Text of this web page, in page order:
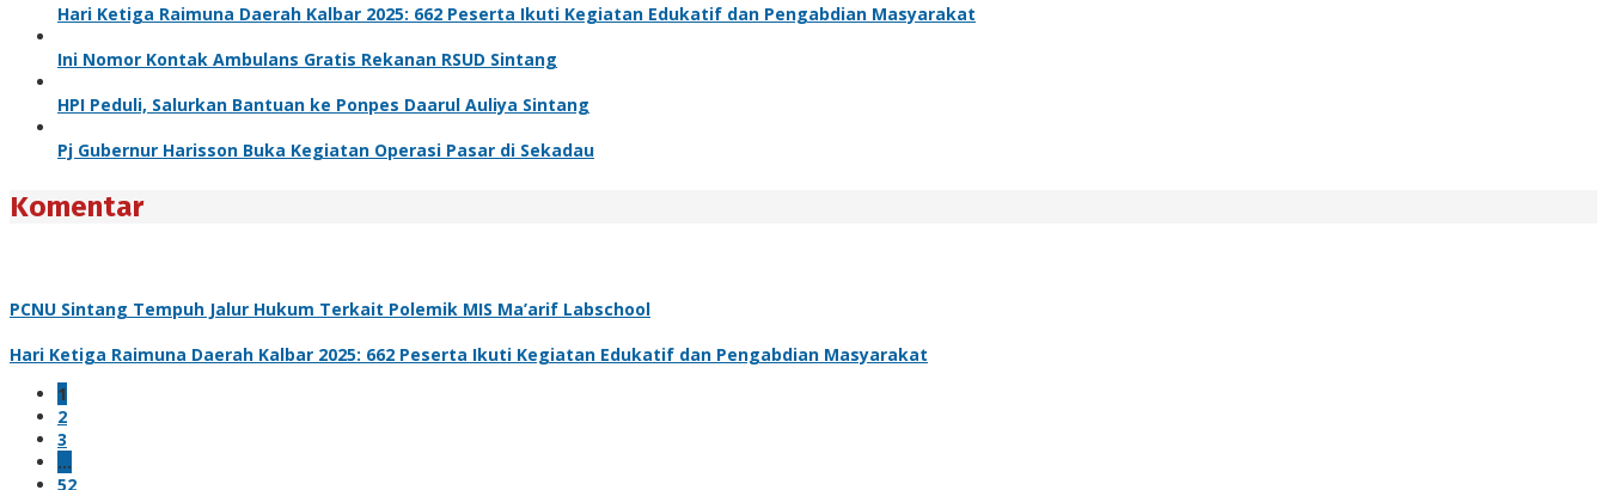
Hari Ketiga Raimuna Daerah Kalbar 2025: 662 Peserta Ikuti Kegiatan Edukatif dan Pengabdian Masyarakat
Ini Nomor Kontak Ambulans Gratis Rekanan RSUD Sintang
HPI Peduli, Salurkan Bantuan ke Ponpes Daarul Auliya Sintang
Pj Gubernur Harisson Buka Kegiatan Operasi Pasar di Sekadau
Komentar
PCNU Sintang Tempuh Jalur Hukum Terkait Polemik MIS Ma’arif Labschool
Hari Ketiga Raimuna Daerah Kalbar 2025: 662 Peserta Ikuti Kegiatan Edukatif dan Pengabdian Masyarakat
1
2
3
…
52